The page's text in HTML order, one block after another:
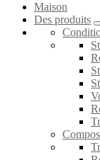
Maison
Des produits